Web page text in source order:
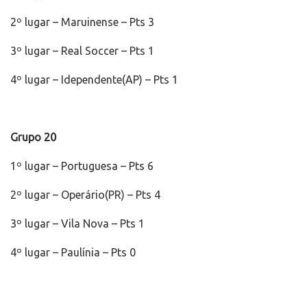
2º lugar – Maruinense – Pts 3
3º lugar – Real Soccer – Pts 1
4º lugar – Idependente(AP) – Pts 1
Grupo 20
1º lugar – Portuguesa – Pts 6
2º lugar – Operário(PR) – Pts 4
3º lugar – Vila Nova – Pts 1
4º lugar – Paulínia – Pts 0